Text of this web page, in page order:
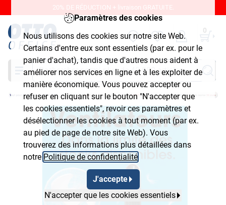
Paramètres des cookies
Nous utilisons des cookies sur notre site Web.
Certains d'entre eux sont essentiels (par ex. pour le
panier d'achat), tandis que d'autres nous aident à
améliorer nos services en ligne et à les exploiter de
manière économique. Vous pouvez accepter ou
refuser en cliquant sur le bouton "N'accepter que
les cookies essentiels", revoir ces paramètres et
désélectionner les cookies à tout moment (par ex.
au pied de page de notre site Web). Vous
trouverez des informations plus détaillées dans
notre Politique de confidentialité
J'accepte
N'accepter que les cookies essentiels
20% DE RÉDUCTION + livraison GRATUITE.
0
Chercher